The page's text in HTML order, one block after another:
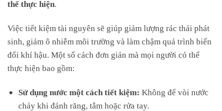
thể thực hiện
Việc tiết kiệm tài nguyên sẽ giúp giảm lượng rác thải phát
sinh, giảm ô nhiễm môi trường và làm chậm quá trình biến
đổi khí hậu. Một số cách đơn giản mà mọi người có thể
thực hiện bao gồm:
Sử dụng nước một cách tiết kiệm: Không để vòi nước
chảy khi đánh răng, tắm hoặc rửa tay.